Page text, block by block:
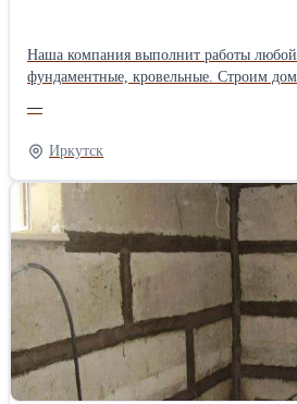
Наша компания выполнит работы
фундаментные, кровельные. Строим
Своя спецтехника, строительные
строительных работ, качество и
гарантируем.Производитель:
—
Иркутск